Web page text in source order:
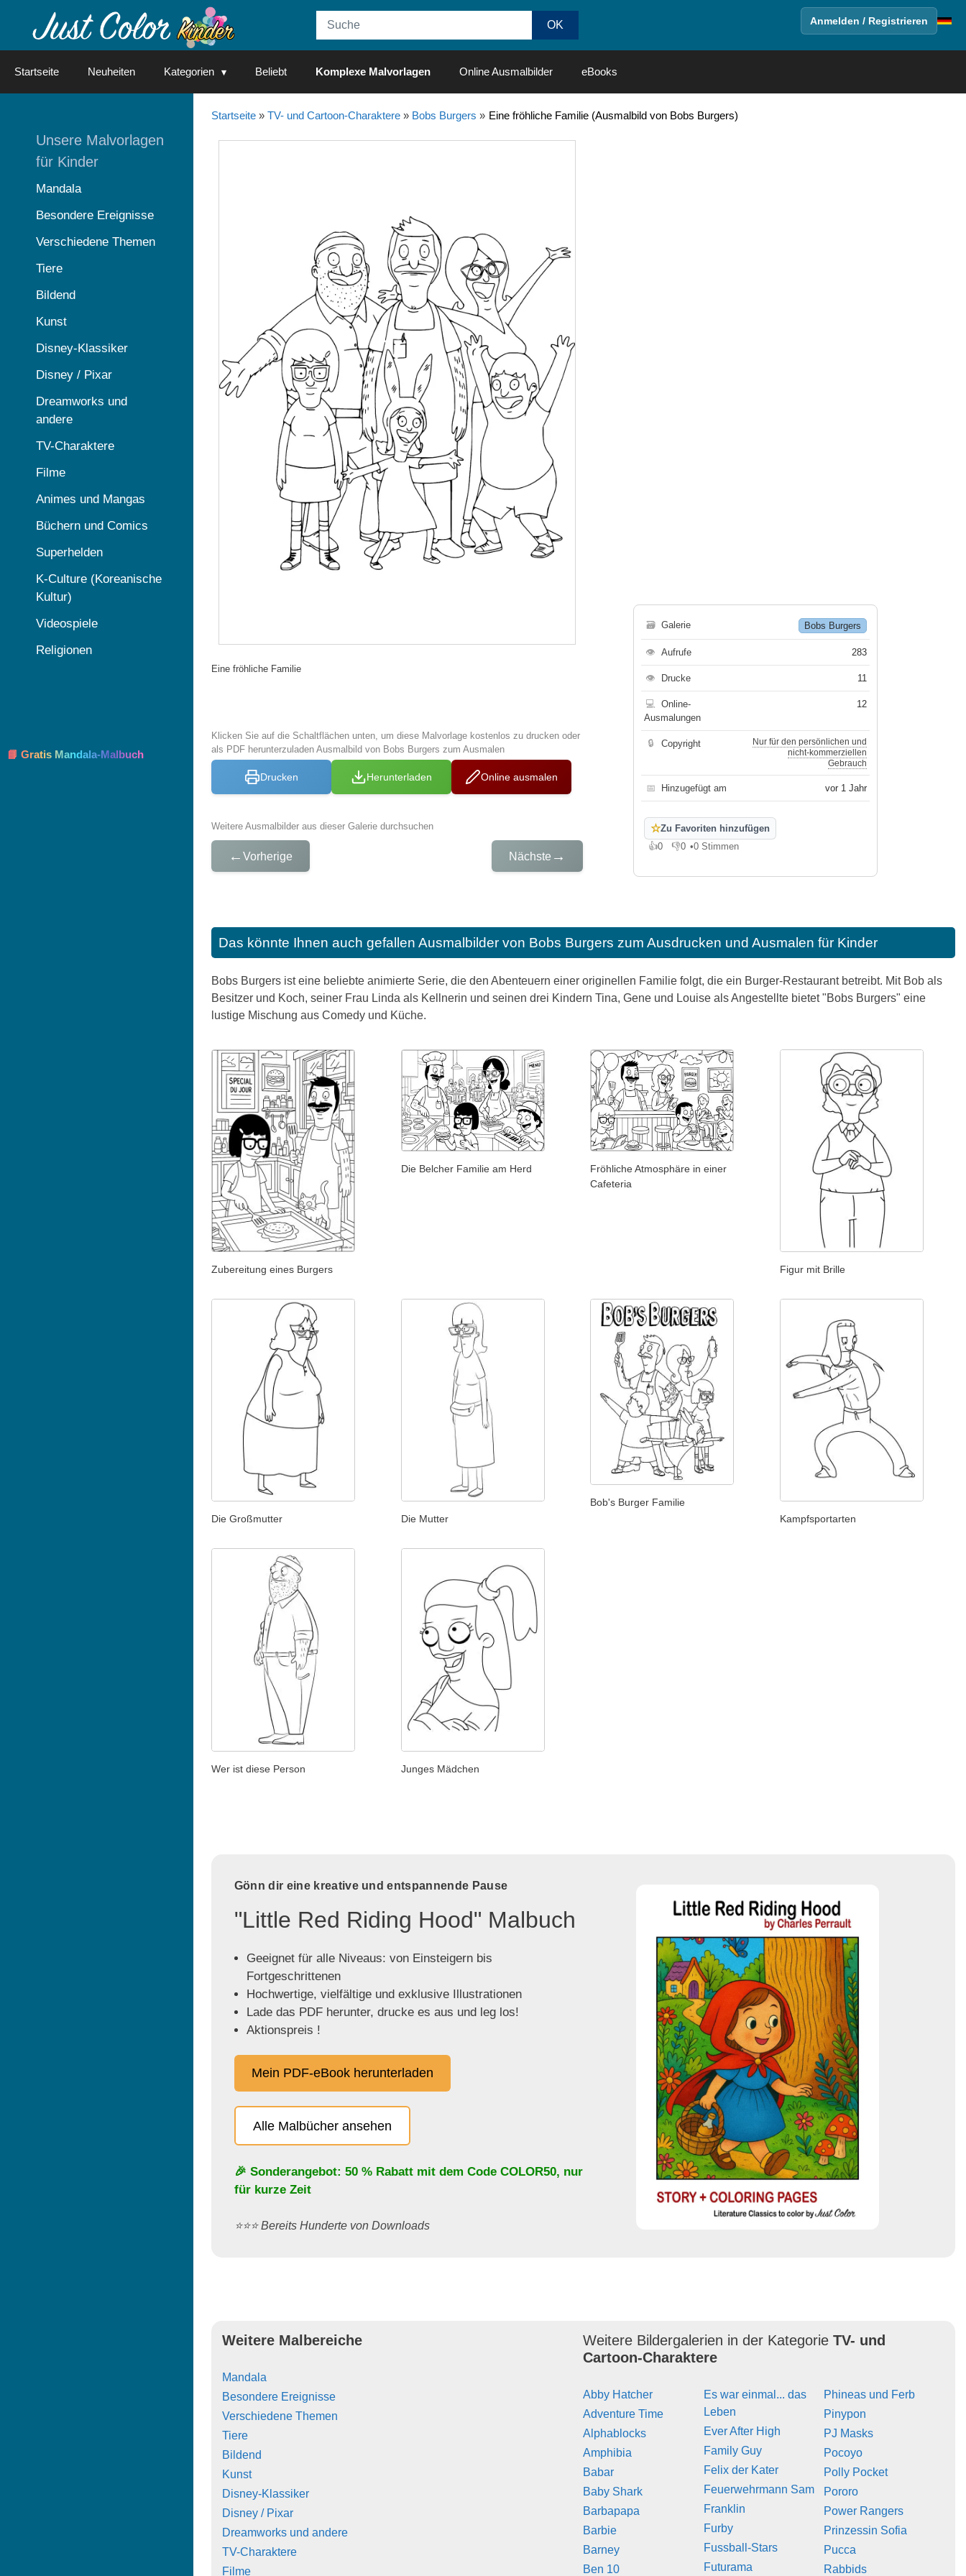
Anmelden / Registrieren
Startseite Neuheiten Kategorien Beliebt Komplexe Malvorlagen Online Ausmalbilder eBooks
Startseite» TV- und Cartoon-Charaktere» Bobs Burgers » Eine fröhliche Familie (Ausmalbild von Bobs Burgers)
Eine fröhliche Familie
Klicken Sie auf die Schaltflächen unten, um diese Malvorlage kostenlos zu drucken oder
als PDF herunterzuladen Ausmalbild von Bobs Burgers zum Ausmalen
Drucken Herunterladen Online ausmalen
Weitere Ausmalbilder aus dieser Galerie durchsuchen
← Vorherige Nächste →
🗃 Galerie Bobs Burgers
👁 Aufrufe 283
👁 Drucke 11
💻
Online-
Ausmalungen
12
🔒 Copyright
Nur für den persönlichen und
nicht-kommerziellen
Gebrauch
📅 Hinzugefügt am vor 1 Jahr
☆Zu Favoriten hinzufügen
👍0
Gefällt mir
👎0
Gefällt mir nicht
•0 Stimmen
Das könnte Ihnen auch gefallen Ausmalbilder von Bobs Burgers zum Ausdrucken und Ausmalen für Kinder
Bobs Burgers ist eine beliebte animierte Serie, die den Abenteuern einer originellen Familie folgt, die ein Burger-Restaurant betreibt. Mit Bob als
Besitzer und Koch, seiner Frau Linda als Kellnerin und seinen drei Kindern Tina, Gene und Louise als Angestellte bietet "Bobs Burgers" eine
lustige Mischung aus Comedy und Küche.
Zubereitung eines Burgers
Die Belcher Familie am Herd
Fröhliche Atmosphäre in einer
Cafeteria
Figur mit Brille
Die Großmutter Die Mutter
Bob's Burger Familie
Kampfsportarten
Wer ist diese Person Junges Mädchen
Gönn dir eine kreative und entspannende Pause
"Little Red Riding Hood" Malbuch
Geeignet für alle Niveaus: von Einsteigern bis
Fortgeschrittenen
Hochwertige, vielfältige und exklusive Illustrationen
Lade das PDF herunter, drucke es aus und leg los!
Aktionspreis !
Mein PDF-eBook herunterladen
Alle Malbücher ansehen
🎉 Sonderangebot: 50 % Rabatt mit dem Code COLOR50, nur
für kurze Zeit
⭐️⭐️⭐️ Bereits Hunderte von Downloads
Weitere Malbereiche
Mandala
Besondere Ereignisse
Verschiedene Themen
Tiere
Bildend
Kunst
Disney-Klassiker
Disney / Pixar
Dreamworks und andere
TV-Charaktere
Filme
Weitere Bildergalerien in der KategorieTV- und
Cartoon-Charaktere
Abby Hatcher
Adventure Time
Alphablocks
Amphibia
Babar
Baby Shark
Barbapapa
Barbie
Barney
Ben 10
Es war einmal... das
Leben
Ever After High
Family Guy
Felix der Kater
Feuerwehrmann Sam
Franklin
Furby
Fussball-Stars
Futurama
Phineas und Ferb
Pinypon
PJ Masks
Pocoyo
Polly Pocket
Pororo
Power Rangers
Prinzessin Sofia
Pucca
Rabbids
Unsere Malvorlagen
für Kinder
Mandala
Besondere Ereignisse
Verschiedene Themen
Tiere
Bildend
Kunst
Disney-Klassiker
Disney / Pixar
Dreamworks und
andere
TV-Charaktere
Filme
Animes und Mangas
Büchern und Comics
Superhelden
K-Culture (Koreanische
Kultur)
Videospiele
Religionen
📘 Gratis Mandala-Malbuch